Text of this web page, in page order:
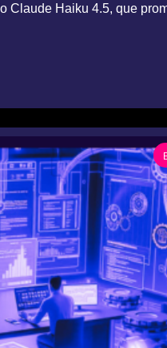
Claude Haiku 4.5, que